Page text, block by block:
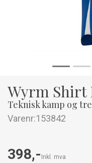
Wyrm Shirt
Teknisk kamp og
Varenr:153842
398,- Inkl. mva